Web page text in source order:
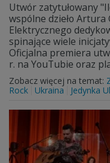
Utwór zatytułowany
wspólne dzieło
Elektrycznego
spinające wiele
Oficjalna premiera
r. na YouTubie oraz
Zobacz więcej na temat:
Rock
Ukraina Jedynka